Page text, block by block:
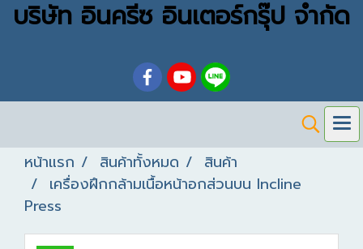
บริษัท อินครีซ อินเตอร์กรุ๊ป จำกัด
หน้าแรก สินค้าทั้งหมด
สินค้า
เครื่องฝึกกล้ามเนื้อหน้าอกส่วนบน Incline
Press